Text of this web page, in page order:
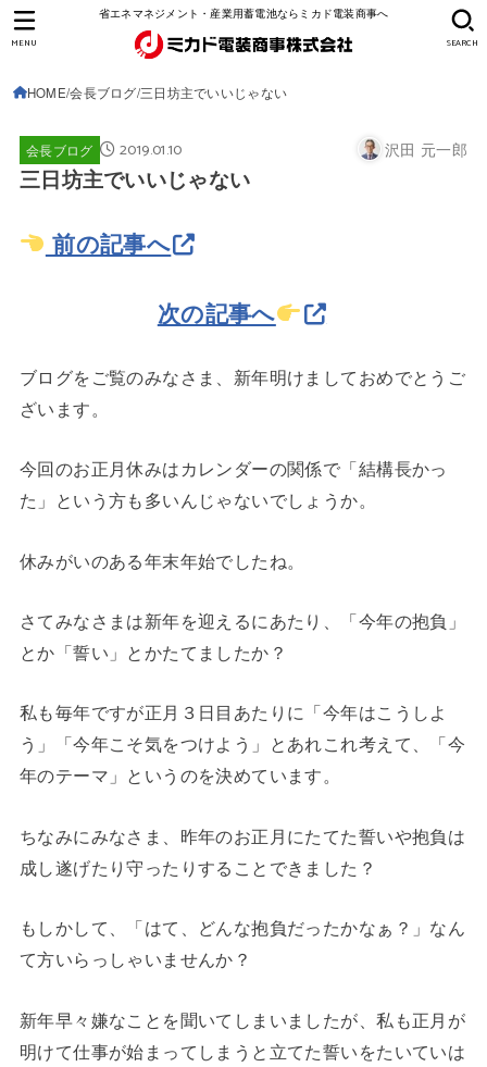
省エネマネジメント・産業用蓄電池ならミカド電装商事へ
SEARCH
MENU
HOME 会長ブログ 三日坊主でいいじゃない
会長ブログ 2019.01.10 沢田 元一郎
三日坊主でいいじゃない
前の記事へ
次の記事へ
ブログをご覧のみなさま、新年明けましておめでとうご
ざいます。
今回のお正月休みはカレンダーの関係で「結構長かっ
た」という方も多いんじゃないでしょうか。
休みがいのある年末年始でしたね。
さてみなさまは新年を迎えるにあたり、「今年の抱負」
とか「誓い」とかたてましたか？
私も毎年ですが正月３日目あたりに「今年はこうしよ
う」「今年こそ気をつけよう」とあれこれ考えて、「今
年のテーマ」というのを決めています。
ちなみにみなさま、昨年のお正月にたてた誓いや抱負は
成し遂げたり守ったりすることできました？
もしかして、「はて、どんな抱負だったかなぁ？」なん
て方いらっしゃいませんか？
新年早々嫌なことを聞いてしまいましたが、私も正月が
明けて仕事が始まってしまうと立てた誓いをたいていは